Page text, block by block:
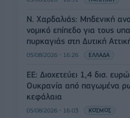
Ν. Χαρδαλιάς: Μηδενική
νομικό επίπεδο για τους
πυρκαγιάς στη Δυτική
05/08/2026 - 16:26 ΕΛΛΑΔΑ
ΕΕ: Διοχετεύει 1,4 δισ.
Ουκρανία από παγωμένα
κεφάλαια
05/08/2026 - 16:03 ΚΟΣΜΟΣ